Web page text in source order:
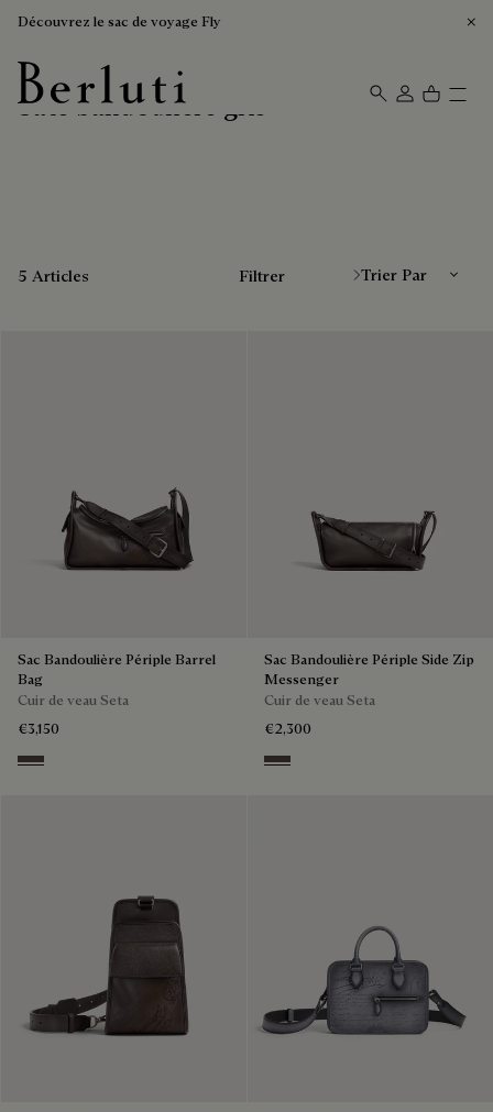
Découvrez le sac de voyage Fly
Page d'Accueil Berluti
Sacs bandoulière gris
5 Articles Filtrer
Sac Bandoulière Périple Barrel
Bag
Cuir de veau Seta
€3,150
Grey
Sac Bandoulière Périple Side Zip
Messenger
Cuir de veau Seta
€2,300
Grey